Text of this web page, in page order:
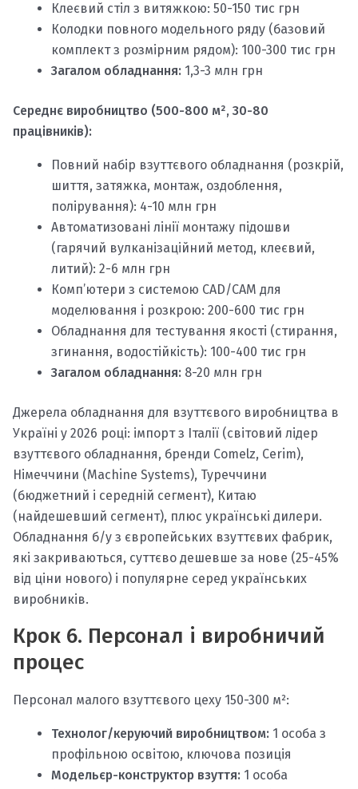
Клеєвий стіл з витяжкою: 50-150 тис грн
Колодки повного модельного ряду (базовий
комплект з розмірним рядом): 100-300 тис грн
Загалом обладнання: 1,3-3 млн грн
Середнє виробництво (500-800 м², 30-80
працівників):
Повний набір взуттєвого обладнання (розкрій,
шиття, затяжка, монтаж, оздоблення,
полірування): 4-10 млн грн
Автоматизовані лінії монтажу підошви
(гарячий вулканізаційний метод, клеєвий,
литий): 2-6 млн грн
Комп’ютери з системою CAD/CAM для
моделювання і розкрою: 200-600 тис грн
Обладнання для тестування якості (стирання,
згинання, водостійкість): 100-400 тис грн
Загалом обладнання: 8-20 млн грн
Джерела обладнання для взуттєвого виробництва в
Україні у 2026 році: імпорт з Італії (світовий лідер
взуттєвого обладнання, бренди Comelz, Cerim),
Німеччини (Machine Systems), Туреччини
(бюджетний і середній сегмент), Китаю
(найдешевший сегмент), плюс українські дилери.
Обладнання б/у з європейських взуттєвих фабрик,
які закриваються, суттєво дешевше за нове (25-45%
від ціни нового) і популярне серед українських
виробників.
Крок 6. Персонал і виробничий
процес
Персонал малого взуттєвого цеху 150-300 м²:
Технолог/керуючий виробництвом: 1 особа з
профільною освітою, ключова позиція
Модельєр-конструктор взуття: 1 особа